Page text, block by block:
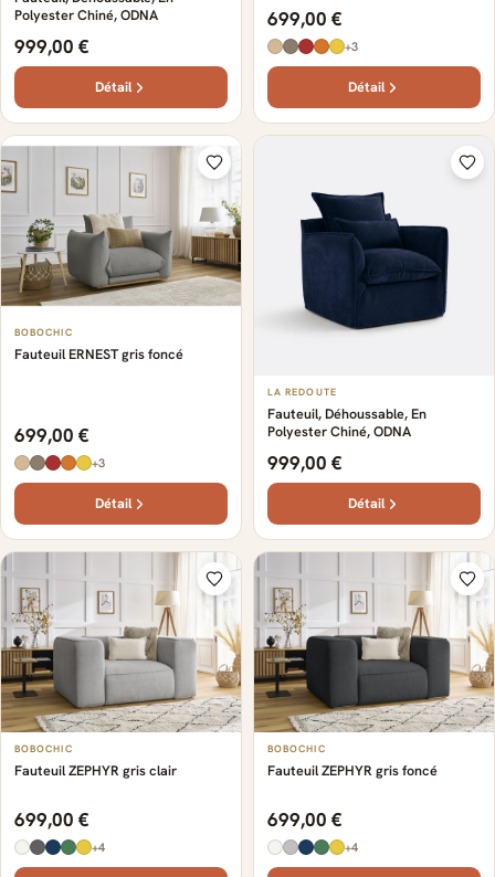
Polyester Chiné, ODNA
999,00 €
Détail
699,00 €
+3
Détail
BOBOCHIC
Fauteuil ERNEST gris foncé
699,00 €
+3
Détail
LA REDOUTE
Fauteuil, Déhoussable, En
Polyester Chiné, ODNA
999,00 €
Détail
BOBOCHIC
Fauteuil ZEPHYR gris clair
699,00 €
+4
BOBOCHIC
Fauteuil ZEPHYR gris foncé
699,00 €
+4